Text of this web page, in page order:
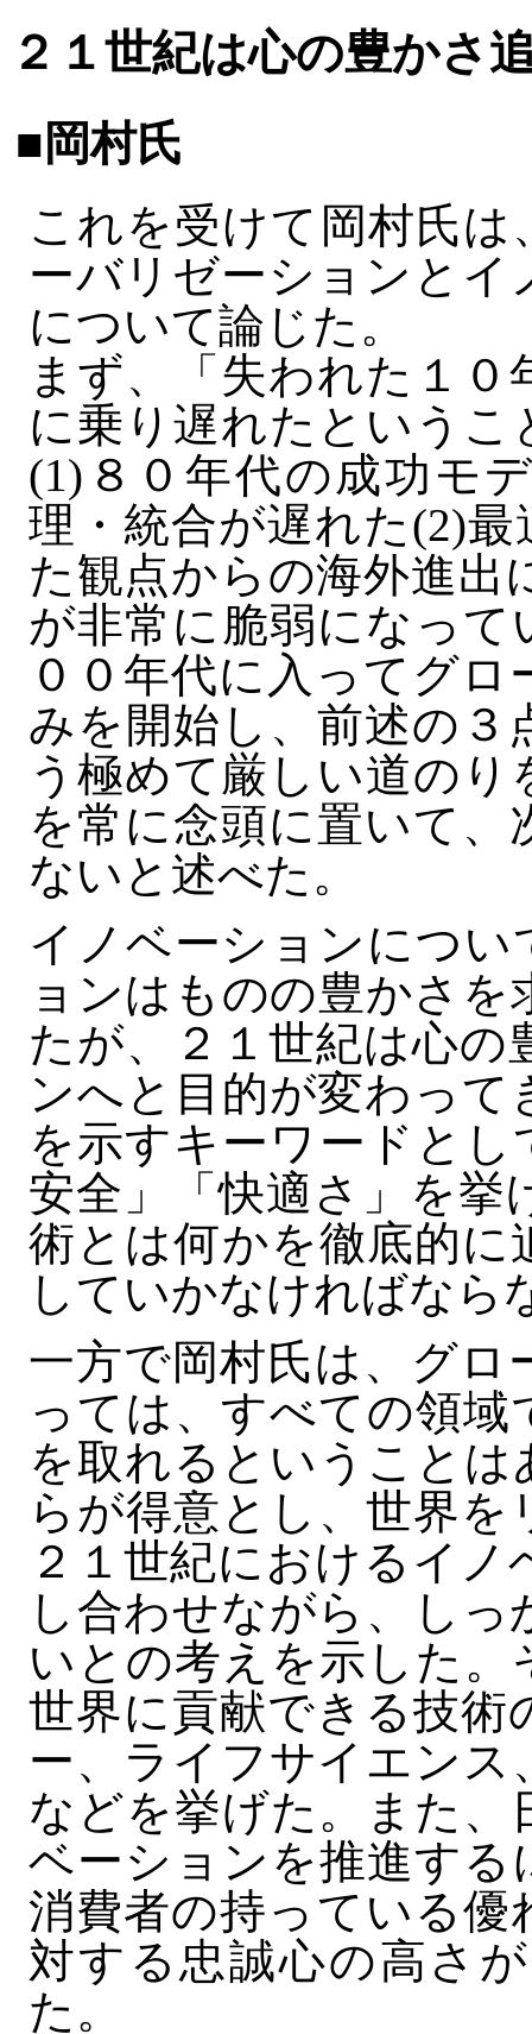
２１世紀は心の豊かさ
■岡村氏
これを受けて岡村氏
ーバリゼーションと
について論じた。
まず、「失われた１
に乗り遅れたという
(1)８０年代の成功モ
理・統合が遅れた(2)
た観点からの海外進出
が非常に脆弱になっ
００年代に入ってグ
みを開始し、前述の３
う極めて厳しい道の
を常に念頭に置いて
ないと述べた。
イノベーションにつ
ョンはものの豊かさ
たが、２１世紀は心
ンへと目的が変わっ
を示すキーワードと
安全」「快適さ」を挙
術とは何かを徹底的に
していかなければなら
一方で岡村氏は、グロ
っては、すべての領
を取れるということ
らが得意とし、世界
２１世紀におけるイ
し合わせながら、し
いとの考えを示した
世界に貢献できる技術
ー、ライフサイエン
などを挙げた。また
ベーションを推進する
消費者の持っている優
対する忠誠心の高さ
た。